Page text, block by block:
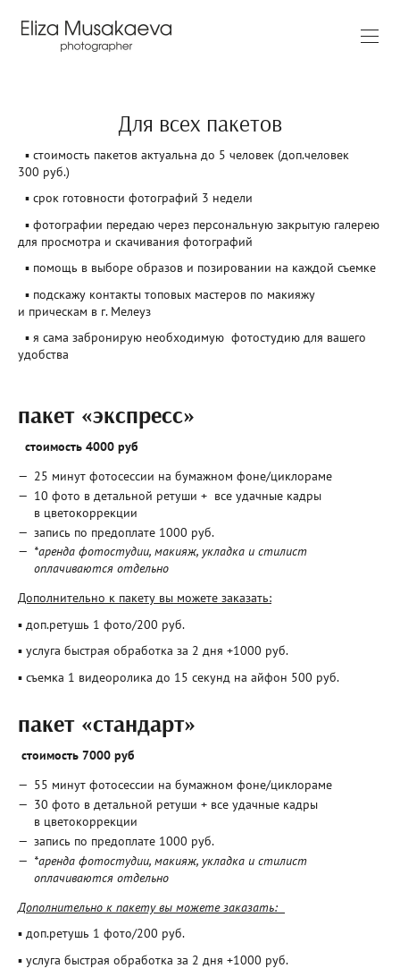
Для всех пакетов
▪ стоимость пакетов актуальна до 5 человек (доп.человек
300 руб.)
▪ срок готовности фотографий 3 недели
▪ фотографии передаю через персональную закрытую галерею
для просмотра и скачивания фотографий
▪ помощь в выборе образов и позировании на каждой съемке
▪ подскажу контакты топовых мастеров по макияжу
и прическам в г. Мелеуз
▪ я сама забронирую необходимую фотостудию для вашего
удобства
пакет «экспресс»
стоимость 4000 руб
25 минут фотосессии на бумажном фоне/циклораме
10 фото в детальной ретуши + все удачные кадры
в цветокоррекции
запись по предоплате 1000 руб.
*аренда фотостудии, макияж, укладка и стилист
оплачиваются отдельно
Дополнительно к пакету вы можете заказать:
▪ доп.ретушь 1 фото/200 руб.
▪ услуга быстрая обработка за 2 дня +1000 руб.
▪ съемка 1 видеоролика до 15 секунд на айфон 500 руб.
пакет «стандарт»
стоимость 7000 руб
55 минут фотосессии на бумажном фоне/циклораме
30 фото в детальной ретуши + все удачные кадры
в цветокоррекции
запись по предоплате 1000 руб.
*аренда фотостудии, макияж, укладка и стилист
оплачиваются отдельно
Дополнительно к пакету вы можете заказать:
▪ доп.ретушь 1 фото/200 руб.
▪ услуга быстрая обработка за 2 дня +1000 руб.